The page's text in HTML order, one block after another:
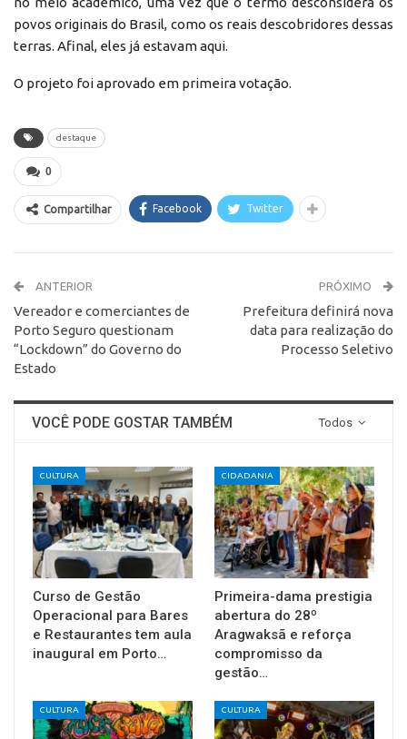
povos originais do Brasil, como os reais descobridores dessas
terras. Afinal, eles já estavam aqui.
O projeto foi aprovado em primeira votação.
destaque
0
Compartilhar Facebook Twitter
ANTERIOR
Vereador e comerciantes de
Porto Seguro questionam
“Lockdown” do Governo do
Estado
PRÓXIMO
Prefeitura definirá nova
data para realização do
Processo Seletivo
Todos
VOCÊ PODE GOSTAR TAMBÉM
CULTURA
Curso de Gestão
Operacional para Bares
e Restaurantes tem aula
inaugural em Porto…
CIDADANIA
Primeira-dama prestigia
abertura do 28º
Aragwaksã e reforça
compromisso da
gestão…
CULTURA CULTURA